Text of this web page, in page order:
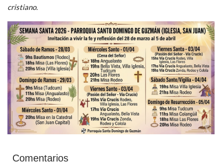
cristiano.
Comentarios